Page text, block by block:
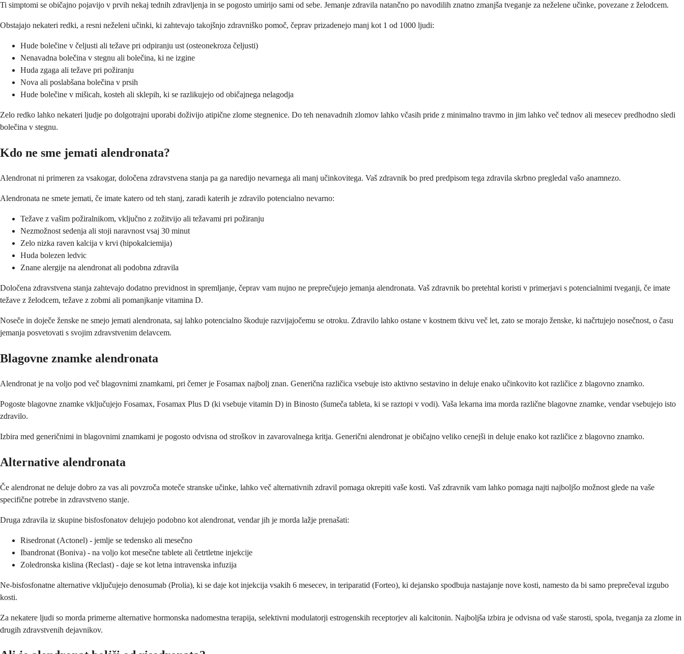
Ti simptomi se običajno pojavijo v prvih nekaj tednih zdravljenja in se pogosto umirijo sami od sebe. Jemanje zdravila natančno po navodilih znatno zmanjša tveganje za neželene učinke, povezane z želodcem.
Obstajajo nekateri redki, a resni neželeni učinki, ki zahtevajo takojšnjo zdravniško pomoč, čeprav prizadenejo manj kot 1 od 1000 ljudi:
Hude bolečine v čeljusti ali težave pri odpiranju ust (osteonekroza čeljusti)
Nenavadna bolečina v stegnu ali bolečina, ki ne izgine
Huda zgaga ali težave pri požiranju
Nova ali poslabšana bolečina v prsih
Hude bolečine v mišicah, kosteh ali sklepih, ki se razlikujejo od običajnega nelagodja
Zelo redko lahko nekateri ljudje po dolgotrajni uporabi doživijo atipične zlome stegnenice. Do teh nenavadnih zlomov lahko včasih pride z minimalno travmo in jim lahko več tednov ali mesecev predhodno sledi
bolečina v stegnu.
Kdo ne sme jemati alendronata?
Alendronat ni primeren za vsakogar, določena zdravstvena stanja pa ga naredijo nevarnega ali manj učinkovitega. Vaš zdravnik bo pred predpisom tega zdravila skrbno pregledal vašo anamnezo.
Alendronata ne smete jemati, če imate katero od teh stanj, zaradi katerih je zdravilo potencialno nevarno:
Težave z vašim požiralnikom, vključno z zožitvijo ali težavami pri požiranju
Nezmožnost sedenja ali stoji naravnost vsaj 30 minut
Zelo nizka raven kalcija v krvi (hipokalciemija)
Huda bolezen ledvic
Znane alergije na alendronat ali podobna zdravila
Določena zdravstvena stanja zahtevajo dodatno previdnost in spremljanje, čeprav vam nujno ne preprečujejo jemanja alendronata. Vaš zdravnik bo pretehtal koristi v primerjavi s potencialnimi tveganji, če imate
težave z želodcem, težave z zobmi ali pomanjkanje vitamina D.
Noseče in doječe ženske ne smejo jemati alendronata, saj lahko potencialno škoduje razvijajočemu se otroku. Zdravilo lahko ostane v kostnem tkivu več let, zato se morajo ženske, ki načrtujejo nosečnost, o času
jemanja posvetovati s svojim zdravstvenim delavcem.
Blagovne znamke alendronata
Alendronat je na voljo pod več blagovnimi znamkami, pri čemer je Fosamax najbolj znan. Generična različica vsebuje isto aktivno sestavino in deluje enako učinkovito kot različice z blagovno znamko.
Pogoste blagovne znamke vključujejo Fosamax, Fosamax Plus D (ki vsebuje vitamin D) in Binosto (šumeča tableta, ki se raztopi v vodi). Vaša lekarna ima morda različne blagovne znamke, vendar vsebujejo isto
zdravilo.
Izbira med generičnimi in blagovnimi znamkami je pogosto odvisna od stroškov in zavarovalnega kritja. Generični alendronat je običajno veliko cenejši in deluje enako kot različice z blagovno znamko.
Alternative alendronata
Če alendronat ne deluje dobro za vas ali povzroča moteče stranske učinke, lahko več alternativnih zdravil pomaga okrepiti vaše kosti. Vaš zdravnik vam lahko pomaga najti najboljšo možnost glede na vaše
specifične potrebe in zdravstveno stanje.
Druga zdravila iz skupine bisfosfonatov delujejo podobno kot alendronat, vendar jih je morda lažje prenašati:
Risedronat (Actonel) - jemlje se tedensko ali mesečno
Ibandronat (Boniva) - na voljo kot mesečne tablete ali četrtletne injekcije
Zoledronska kislina (Reclast) - daje se kot letna intravenska infuzija
Ne-bisfosfonatne alternative vključujejo denosumab (Prolia), ki se daje kot injekcija vsakih 6 mesecev, in teriparatid (Forteo), ki dejansko spodbuja nastajanje nove kosti, namesto da bi samo preprečeval izgubo
kosti.
Za nekatere ljudi so morda primerne alternative hormonska nadomestna terapija, selektivni modulatorji estrogenskih receptorjev ali kalcitonin. Najboljša izbira je odvisna od vaše starosti, spola, tveganja za zlome in
drugih zdravstvenih dejavnikov.